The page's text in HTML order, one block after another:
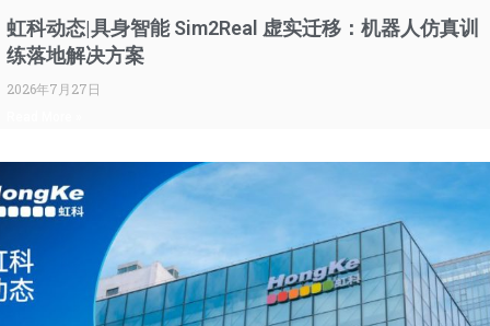
虹科动态|具身智能 Sim2Real 虚实迁移：机器人仿真训
练落地解决方案
2026年7月27日